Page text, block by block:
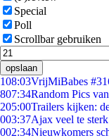
Special
Poll
Scrollbar gebruiken
opslaan
108:03VrijMiBabes
807:34Random Pics
205:00Trailers kijken:
003:37Ajax veel te
002:34Nieuwkomers